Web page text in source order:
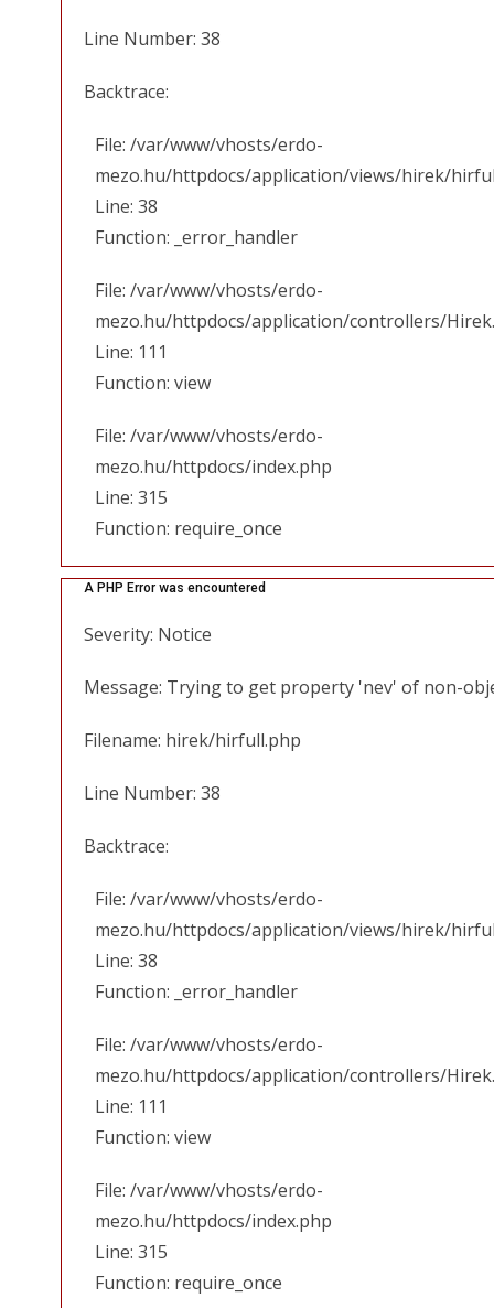
Line Number: 38
Backtrace:
File: /var/www/vhosts/erdo-
mezo.hu/httpdocs/application/views/hirek/
Line: 38
Function: _error_handler
File: /var/www/vhosts/erdo-
mezo.hu/httpdocs/application/controllers/
Line: 111
Function: view
File: /var/www/vhosts/erdo-
mezo.hu/httpdocs/index.php
Line: 315
Function: require_once
A PHP Error was encountered
Severity: Notice
Message: Trying to get property 'nev' of non-
Filename: hirek/hirfull.php
Line Number: 38
Backtrace:
File: /var/www/vhosts/erdo-
mezo.hu/httpdocs/application/views/hirek/
Line: 38
Function: _error_handler
File: /var/www/vhosts/erdo-
mezo.hu/httpdocs/application/controllers/
Line: 111
Function: view
File: /var/www/vhosts/erdo-
mezo.hu/httpdocs/index.php
Line: 315
Function: require_once